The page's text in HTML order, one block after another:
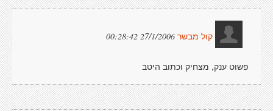
קול מבשר 27/1/2006 00:28:42
פשוט ענק, מצחיק וכתוב היטב